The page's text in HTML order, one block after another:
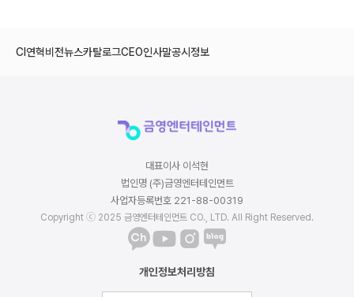
CI 연혁비전뉴스카탈로그CEO인사말공시정보
대표이사 이석현
법인명 (주)금영엔터테인먼트
사업자등록번호 221-88-00319
Copyright ⓒ 2025 금영엔터테인먼트 CO., LTD. All Right Reserved.
개인정보처리방침